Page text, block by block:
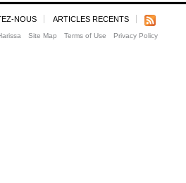
NOUS ARTICLES RECENTS
Site Map Terms of Use Privacy Policy